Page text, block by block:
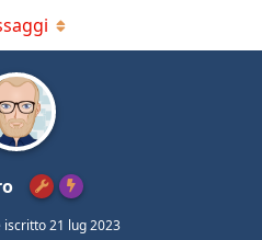
iscritto21 lug 2023